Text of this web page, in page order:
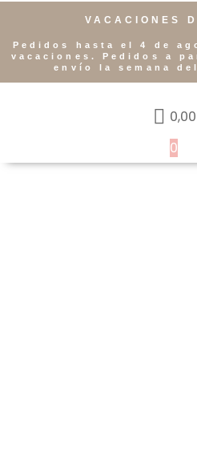
VACACIONES
Pedidos hasta el 4 de
vacaciones. Pedidos a
envío la semana
0,00
0